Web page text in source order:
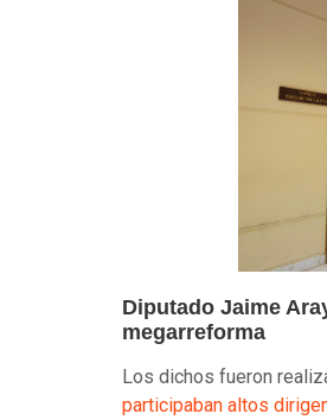
Diputado Jaime
megarreforma
Los dichos fueron
participaban altos